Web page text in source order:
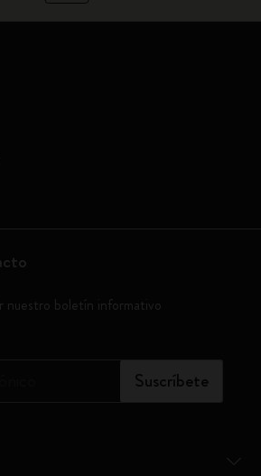
nuestro boletín informativo
Suscríbete